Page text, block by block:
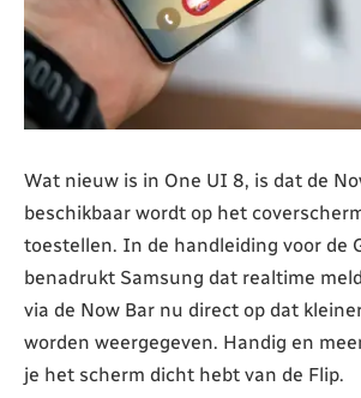
Wat nieuw is in One UI 8, is dat de
beschikbaar wordt op het
toestellen. In de handleiding voor de
benadrukt Samsung dat realtime
via de Now Bar nu direct op dat
worden weergegeven. Handig en
je het scherm dicht hebt van de Flip.